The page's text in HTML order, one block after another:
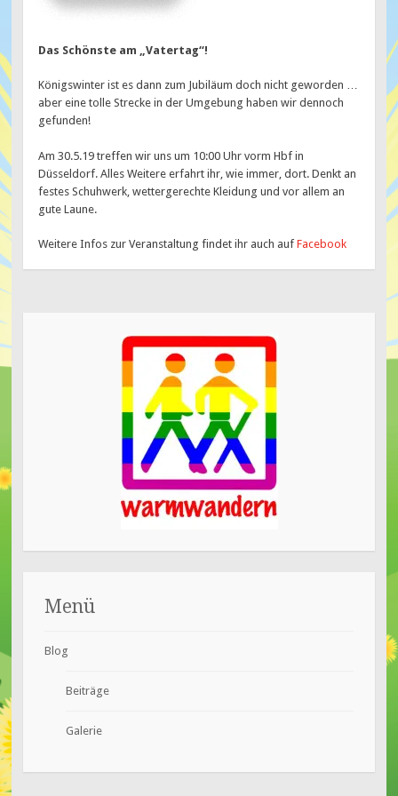
Das Schönste am „Vatertag“!
Königswinter ist es dann zum Jubiläum doch nicht geworden …
aber eine tolle Strecke in der Umgebung haben wir dennoch
gefunden!
Am 30.5.19 treffen wir uns um 10:00 Uhr vorm Hbf in
Düsseldorf. Alles Weitere erfahrt ihr, wie immer, dort. Denkt an
festes Schuhwerk, wettergerechte Kleidung und vor allem an
gute Laune.
Weitere Infos zur Veranstaltung findet ihr auch aufFacebook
Menü
Blog
Beiträge
Galerie